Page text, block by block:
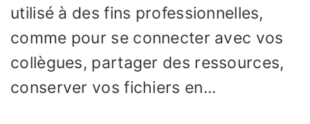
utilisé à des fins professionnelles,
comme pour se connecter avec vos
collègues, partager des ressources,
conserver vos fichiers en...